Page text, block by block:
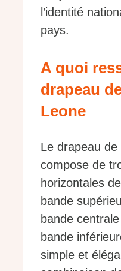
l’identité
pays.
A quoi
drapeau
Leone
Le drapeau
compose de
horizontales
bande
bande
bande
simple et